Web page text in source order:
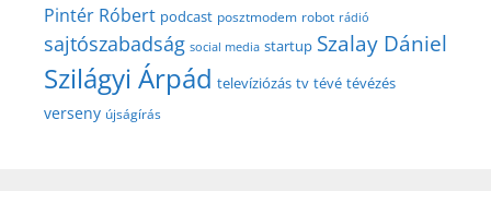
Pintér Róbert podcast posztmodem robot rádió
sajtószabadság social media startup Szalay Dániel
Szilágyi Árpád televíziózás tv tévé tévézés
verseny újságírás